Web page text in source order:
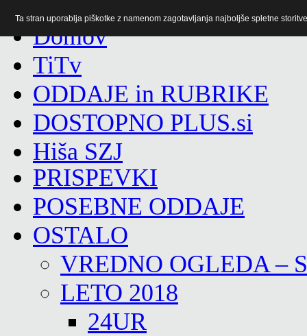
TiTv
ODDAJE in RUBRIKE
DOSTOPNO PLUS.si
Hiša SZJ
PRISPEVKI
POSEBNE ODDAJE
OSTALO
VREDNO OGLEDA –
LETO 2018
24UR
Ta stran uporablja piškotke z namenom zagotavljanja najboljše spletne